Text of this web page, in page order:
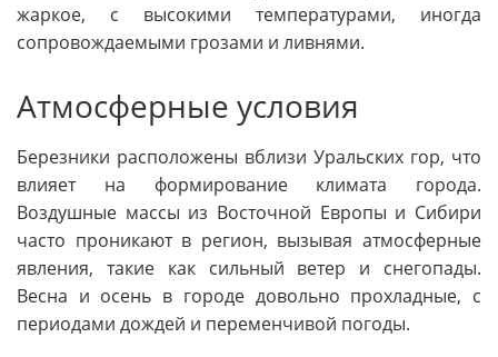
жаркое, с высокими температурами, иногда
сопровождаемыми грозами и ливнями.
Атмосферные условия
Березники расположены вблизи Уральских гор, что
влияет на формирование климата города.
Воздушные массы из Восточной Европы и Сибири
часто проникают в регион, вызывая атмосферные
явления, такие как сильный ветер и снегопады.
Весна и осень в городе довольно прохладные, с
периодами дождей и переменчивой погоды.